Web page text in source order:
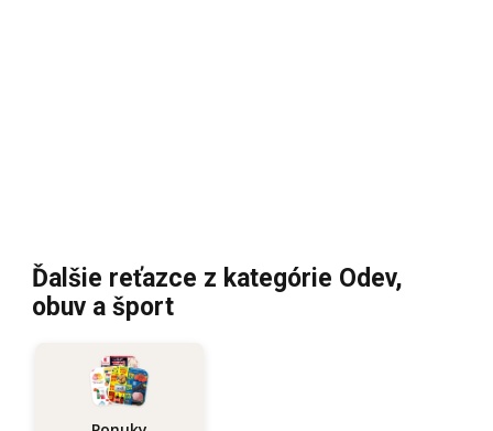
Ďalšie reťazce z kategórie Odev,
obuv a šport